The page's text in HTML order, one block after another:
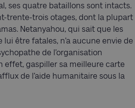
ses quatre bataillons sont intacts.
trente-trois otages, dont la plupart
Netanyahou, qui sait que les
être fatales, n’a aucune envie de
de l’organisation
effet, gaspiller sa meilleure carte
de l’aide humanitaire sous la